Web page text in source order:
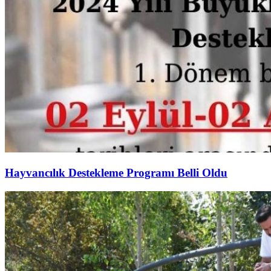
Hayvancılık Destekleme Programı Belli Oldu